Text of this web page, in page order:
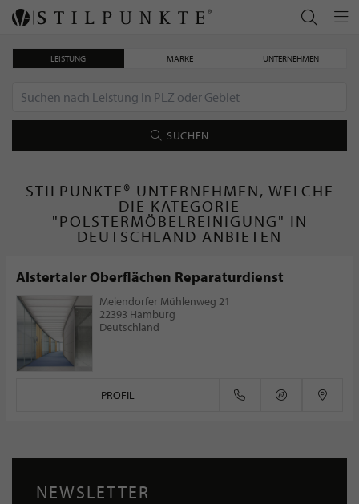
LEISTUNG MARKE UNTERNEHMEN
SUCHEN
STILPUNKTE® UNTERNEHMEN, WELCHE
DIE KATEGORIE
"POLSTERMÖBELREINIGUNG" IN
DEUTSCHLAND ANBIETEN
Alstertaler Oberflächen Reparaturdienst
Meiendorfer Mühlenweg 21
22393 Hamburg
Deutschland
PROFIL
NEWSLETTER